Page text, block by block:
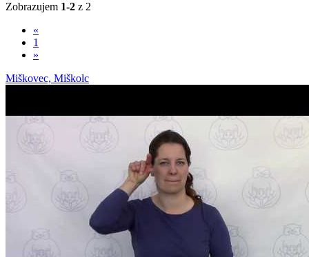
Zobrazujem 1-2 z 2
«
1
»
Miškovec, Miškolc